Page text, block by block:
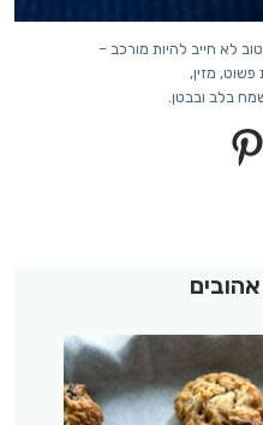
לא חייב להיות מורכב –
פשוט, מזין,
בלב ובבטן.
Pinterest